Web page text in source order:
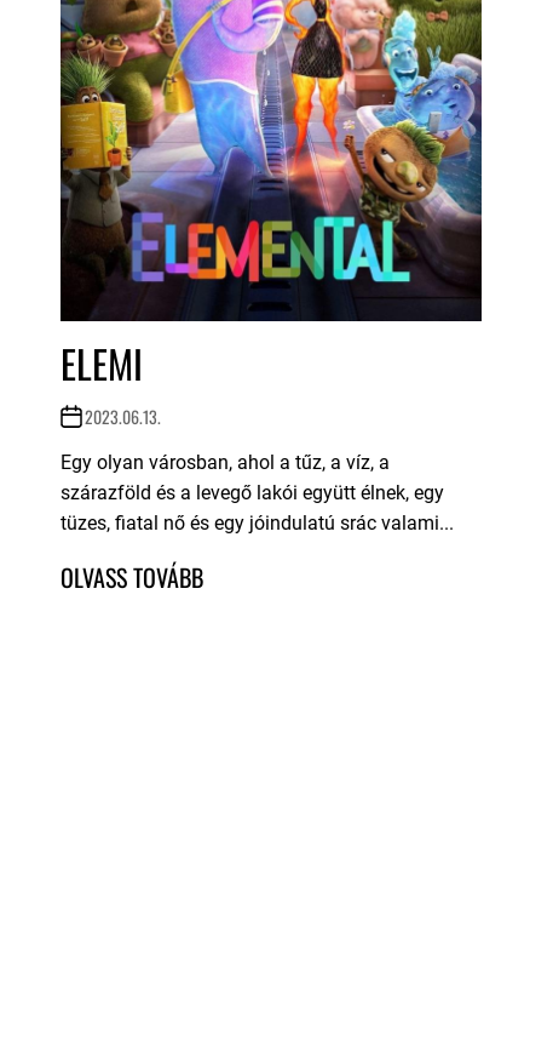
ELEMI
2023.06.13.
Egy olyan városban, ahol a tűz, a víz, a
szárazföld és a levegő lakói együtt élnek, egy
tüzes, fiatal nő és egy jóindulatú srác valami...